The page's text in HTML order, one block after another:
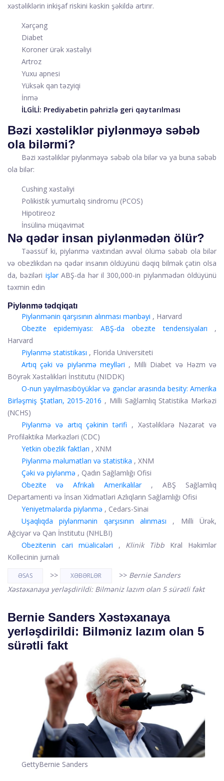
xəstəliklərin inkişaf riskini kəskin şəkildə artırır.
Xərçəng
Diabet
Koroner ürək xəstəliyi
Artroz
Yuxu apnesi
Yüksək qan təzyiqi
İnmə
İLGİLİ: Prediyabetin pəhrizlə geri qaytarılması
Bəzi xəstəliklər piylənməyə səbəb
ola bilərmi?
Bəzi xəstəliklər piylənməyə səbəb ola bilər və ya buna səbəb
ola bilər:
Cushing xəstəliyi
Polikistik yumurtalıq sindromu (PCOS)
Hipotireoz
İnsülinə müqavimət
Nə qədər insan piylənmədən ölür?
Təəssüf ki, piylənmə vaxtından əvvəl ölümə səbəb ola bilər
və obezlikdən nə qədər insanın öldüyünü dəqiq bilmək çətin olsa
da, bəziləri işlər ABŞ-da hər il 300,000-in piylənmədən öldüyünü
təxmin edin
Piylənmə tədqiqatı
Piylənmənin qarşısının alınması mənbəyi , Harvard
Obezite epidemiyası: ABŞ-da obezite tendensiyaları
,
Harvard
Piylənmə statistikası , Florida Universiteti
Artıq çəki və piylənmə meylləri , Milli Diabet və Həzm və
Böyrək Xəstəlikləri İnstitutu (NIDDK)
O-nun yayılmasıböyüklər və gənclər arasında besity: Amerika
Birləşmiş Ştatları, 2015-2016 , Milli Sağlamlıq Statistika Mərkəzi
(NCHS)
Piylənmə və artıq çəkinin tərifi , Xəstəliklərə Nəzarət və
Profilaktika Mərkəzləri (CDC)
Yetkin obezlik faktları , XNM
Piylənmə məlumatları və statistika , XNM
Çəki və piylənmə , Qadın Sağlamlığı Ofisi
Obezite və Afrikalı Amerikalılar
, ABŞ Sağlamlıq
Departamenti və İnsan Xidmətləri Azlıqların Sağlamlığı Ofisi
Yeniyetmələrdə piylənmə , Cedars-Sinai
Uşaqlıqda piylənmənin qarşısının alınması
, Milli Ürək,
Ağciyər və Qan İnstitutu (NHLBI)
Obezitenin cari müalicələri
, Klinik Tibb Kral Həkimlər
Kollecinin jurnalı
ƏSAS >> XƏBƏRLƏR >> Bernie Sanders
Xəstəxanaya yerləşdirildi: Bilməniz lazım olan 5 sürətli fakt
Bernie Sanders Xəstəxanaya
yerləşdirildi: Bilməniz lazım olan 5
sürətli fakt
GettyBernie Sanders